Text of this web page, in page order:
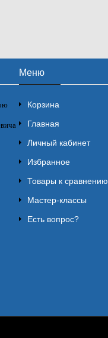
Меню
Корзина
Главная
Личный кабинет
Избранное
Товары к сравнению
Мастер-классы
Есть вопрос?